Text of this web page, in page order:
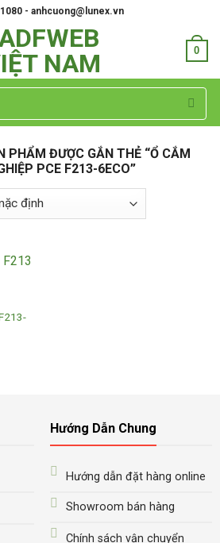
- anhcuong@lunex.vn
0
PHẨM ĐƯỢC GẮN THẺ “Ổ CẮM
PCE F213-6ECO”
Hướng Dẫn Chung
Hướng dẫn đặt hàng online
Showroom bán hàng
Chính sách vận chuyển